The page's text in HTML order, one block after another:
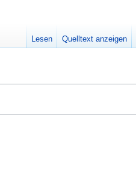
Lesen Quelltext anzeigen